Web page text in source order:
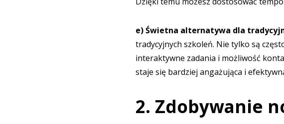
e) Świetna alternatywa dla
tradycyjnych szkoleń. Nie tylko są
interaktywne zadania i możliwość
staje się bardziej angażująca i
2. Zdobywanie